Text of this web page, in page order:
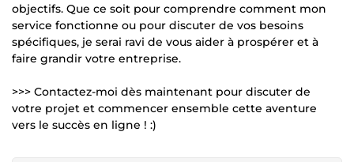
objectifs. Que ce soit pour comprendre comment mon
service fonctionne ou pour discuter de vos besoins
spécifiques, je serai ravi de vous aider à prospérer et à
faire grandir votre entreprise.
>>> Contactez-moi dès maintenant pour discuter de
votre projet et commencer ensemble cette aventure
vers le succès en ligne ! :)